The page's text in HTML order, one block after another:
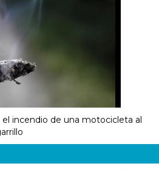
incendio de una motocicleta al